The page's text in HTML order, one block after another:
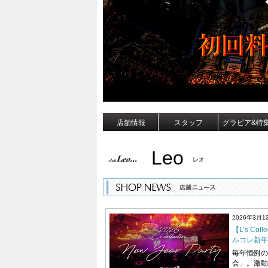
店舗情報 スタッフ グラビア&特
Leo レオ
2026年3月
【L’s
ルコレ新
毎年恒例
会」。激